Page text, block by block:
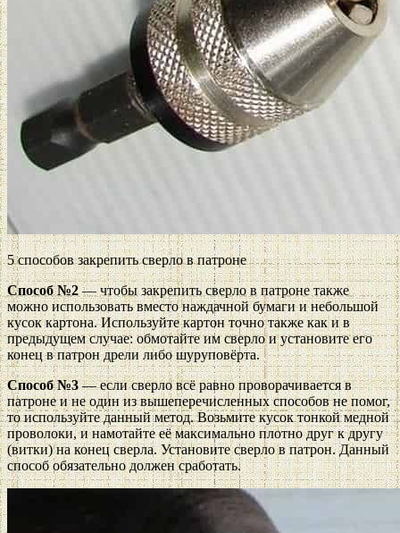
5 способов закрепить сверло в патроне
Способ №2— чтобы закрепить сверло в патроне также
можно использовать вместо наждачной бумаги и небольшой
кусок картона. Используйте картон точно также как и в
предыдущем случае: обмотайте им сверло и установите его
конец в патрон дрели либо шуруповёрта.
Способ №3— если сверло всё равно проворачивается в
патроне и не один из вышеперечисленных способов не помог,
то используйте данный метод. Возьмите кусок тонкой медной
проволоки, и намотайте её максимально плотно друг к другу
(витки) на конец сверла. Установите сверло в патрон. Данный
способ обязательно должен сработать.